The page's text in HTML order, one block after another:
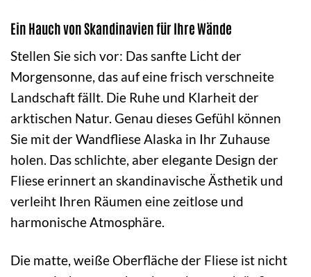
Ein Hauch von Skandinavien für Ihre Wände
Stellen Sie sich vor: Das sanfte Licht der
Morgensonne, das auf eine frisch verschneite
Landschaft fällt. Die Ruhe und Klarheit der
arktischen Natur. Genau dieses Gefühl können
Sie mit der Wandfliese Alaska in Ihr Zuhause
holen. Das schlichte, aber elegante Design der
Fliese erinnert an skandinavische Ästhetik und
verleiht Ihren Räumen eine zeitlose und
harmonische Atmosphäre.
Die matte, weiße Oberfläche der Fliese ist nicht